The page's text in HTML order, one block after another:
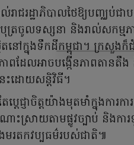
ាជរដ្ឋាភិបាលថៃឱ្យបញ្ឈប់ជ
រចូលទស្សនា និងរាល់សកម្មភ
ៅក្នុងទឹកដីកម្ពុជា។ ក្រសួងក៏ជំ
ាពដែលអាចបង្កើនភាពតា
ះដោយសន្តិវិធី។
តេជ្ញាចិត្តយ៉ាងមុតមាំក្នុងកា
ោះស្រាយតាមផ្លូវច្បាប់ និងកា
មរតកវប្បធម៌របស់ជាតិ៕